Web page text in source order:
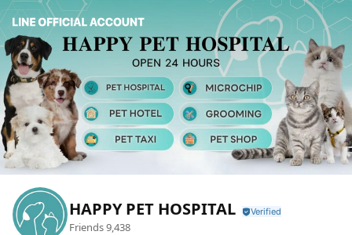
HAPPY PET HOSPITAL
Friends9,438